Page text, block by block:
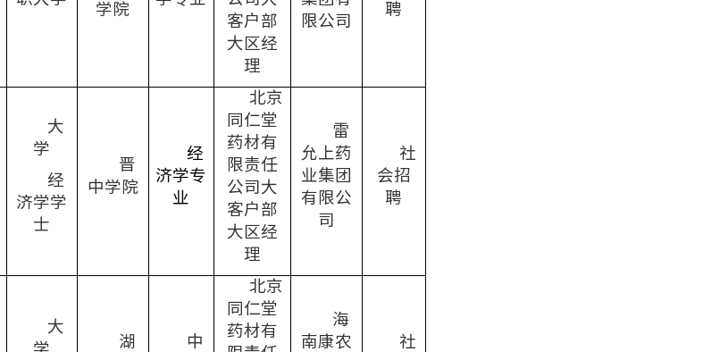
学院
客户部
大区经
理
限公司
聘
大
学
经
济学学
士
晋
中学院
经
济学专
业
北京
同仁堂
药材有
限责任
公司大
客户部
大区经
理
雷
允上药
业集团
有限公
司
社
会招
聘
大
学
湖
中
北京
同仁堂
药材有
海
南康农
社